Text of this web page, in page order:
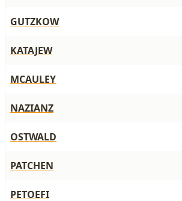
GUTZKOW
KATAJEW
MCAULEY
NAZIANZ
OSTWALD
PATCHEN
PETOEFI